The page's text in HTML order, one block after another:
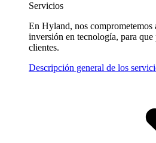
Servicios
En Hyland, nos comprometemos
inversión en tecnología, para que
clientes.
Descripción general de los